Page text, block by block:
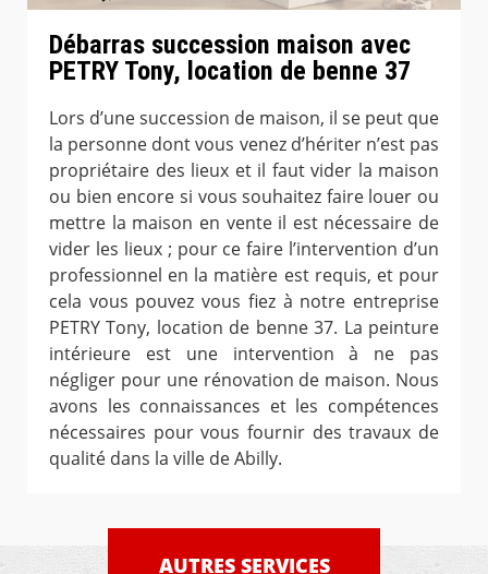
Débarras succession maison avec
PETRY Tony, location de benne 37
Lors d’une succession de maison, il se peut que
la personne dont vous venez d’hériter n’est pas
propriétaire des lieux et il faut vider la maison
ou bien encore si vous souhaitez faire louer ou
mettre la maison en vente il est nécessaire de
vider les lieux ; pour ce faire l’intervention d’un
professionnel en la matière est requis, et pour
cela vous pouvez vous fiez à notre entreprise
PETRY Tony, location de benne 37. La peinture
intérieure est une intervention à ne pas
négliger pour une rénovation de maison. Nous
avons les connaissances et les compétences
nécessaires pour vous fournir des travaux de
qualité dans la ville de Abilly.
AUTRES SERVICES